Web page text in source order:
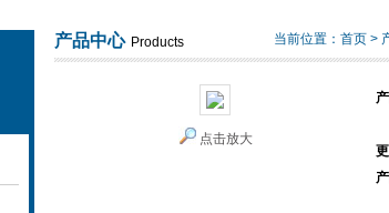
产品中心 Products 当前位置： 首页 >
点击放大